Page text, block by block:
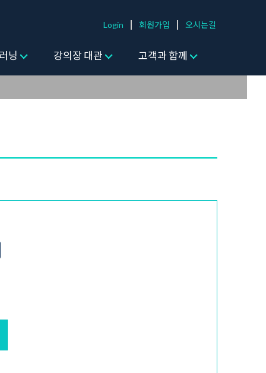
Login 회원가입 오시는길
닝 강의장 대관 고객과 함께